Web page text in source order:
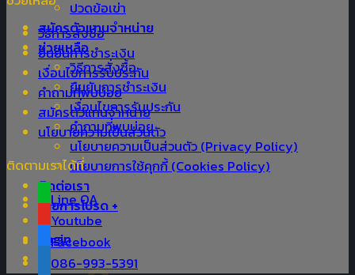
ปวดข้อเข่า
สมัครตัวแทนจำหน่าย
ช่วยเหลือ
วิธีการสั่งซื้อ
ยืนยันการชำระเงิน
เงื่อนไขการรับประกัน
คำถามที่พบบ่อย
นโยบายความเป็นส่วนตัว (Privacy Policy)
นโยบายการใช้คุกกี้ (Cookies Policy)
ติดต่อเรา
รายการโปรด +
Login
วิธีการสั่งซื้อ
ยืนยันการชำระเงิน
เงื่อนไขการรับประกัน
คำถามที่พบบ่อย
สมัครตัวแทนจำหน่าย
นโยบายความเป็นส่วนตัว
ติดตามเราได้ที่
Line OA
Youtube
Facebook
086-993-5391